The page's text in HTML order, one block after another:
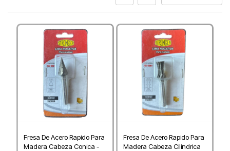
Fresa De Acero Rapido Para
Madera Cabeza Conica -
Fresa De Acero Rapido Para
Madera Cabeza Cilindrica